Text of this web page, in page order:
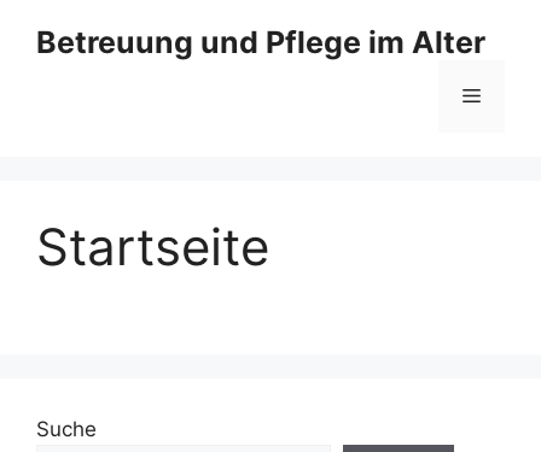
InhaltBetreuung und Pflege im Alter
Menü
Startseite
Suche